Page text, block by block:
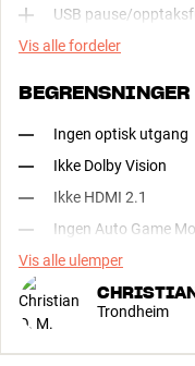
USB pause/
Vis alle fordeler
BEGRENSNINGER
Ingen optisk utgang
Ikke Dolby Vision
Ikke HDMI 2.1
Ingen Auto Game
Vis alle ulemper
Trondheim